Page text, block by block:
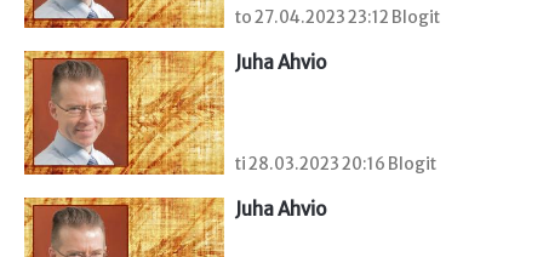
to 27.04.2023 23:12 Blogit
Juha Ahvio
ti 28.03.2023 20:16 Blogit
Juha Ahvio